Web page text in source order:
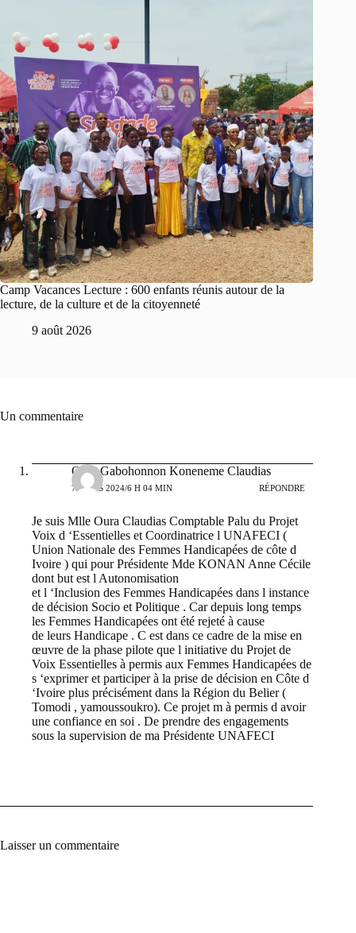
Camp Vacances Lecture : 600 enfants réunis autour de la
lecture, de la culture et de la citoyenneté
9 août 2026
Un commentaire
Oura Gabohonnon Koneneme Claudias
7 MARS 2024/6 H 04 MIN RÉPONDRE
Je suis Mlle Oura Claudias Comptable Palu du Projet
Voix d ‘Essentielles et Coordinatrice l UNAFECI (
Union Nationale des Femmes Handicapées de côte d
Ivoire ) qui pour Présidente Mde KONAN Anne Cécile
dont but est l Autonomisation
et l ‘Inclusion des Femmes Handicapées dans l instance
de décision Socio et Politique . Car depuis long temps
les Femmes Handicapées ont été rejeté à cause
de leurs Handicape . C est dans ce cadre de la mise en
œuvre de la phase pilote que l initiative du Projet de
Voix Essentielles à permis aux Femmes Handicapées de
s ‘exprimer et participer à la prise de décision en Côte d
‘Ivoire plus précisément dans la Région du Belier (
Tomodi , yamoussoukro). Ce projet m à permis d avoir
une confiance en soi . De prendre des engagements
sous la supervision de ma Présidente UNAFECI
Laisser un commentaire